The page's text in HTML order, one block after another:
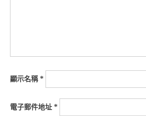
顯示名稱*
電子郵件地址 *